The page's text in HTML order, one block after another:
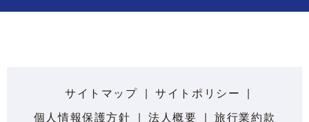
サイトマップ
サイトポリシー
個人情報保護方針
法人概要 旅行業約款